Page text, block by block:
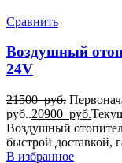
Сравнить
Воздушный
24V
21500руб.
руб..20900 руб.
Воздушный
быстрой доставкой,
В избранное